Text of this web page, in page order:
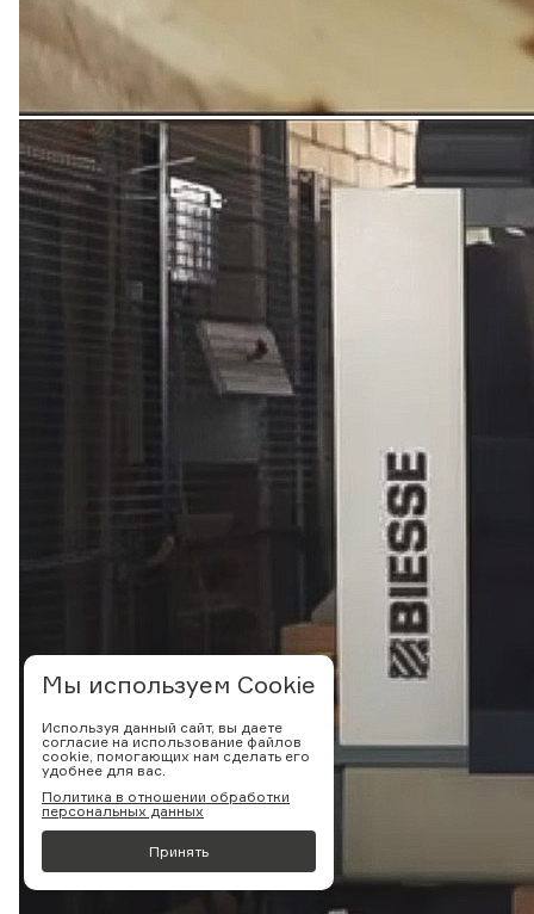
Мы используем Cookie
Используя данный сайт, вы даете
согласие на использование файлов
cookie, помогающих нам сделать его
удобнее для вас.
Политика в отношении обработки
персональных данных
Принять